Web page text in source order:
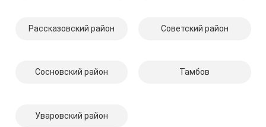
Рассказовский район Советский район
Сосновский район Тамбов
Уваровский район